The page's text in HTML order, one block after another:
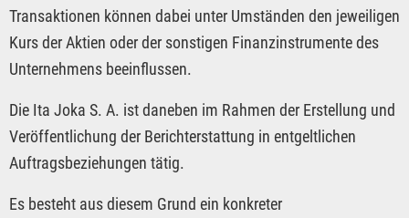
Transaktionen können dabei unter Umständen den jeweiligen
Kurs der Aktien oder der sonstigen Finanzinstrumente des
Unternehmens beeinflussen.
Die Ita Joka S. A. ist daneben im Rahmen der Erstellung und
Veröffentlichung der Berichterstattung in entgeltlichen
Auftragsbeziehungen tätig.
Es besteht aus diesem Grund ein konkreter